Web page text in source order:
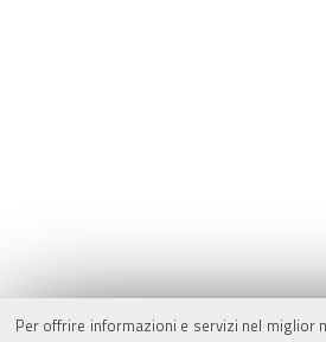
Per offrire informazioni e servizi nel